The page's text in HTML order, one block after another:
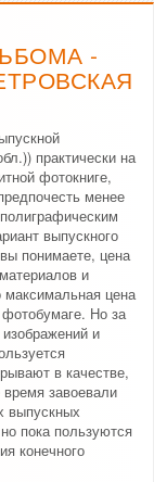
-
практически на
фотокниге,
менее
выпускного
понимаете, цена
и
максимальная цена
Но за
и
в качестве,
завоевали
выпускных
пока пользуются
конечного